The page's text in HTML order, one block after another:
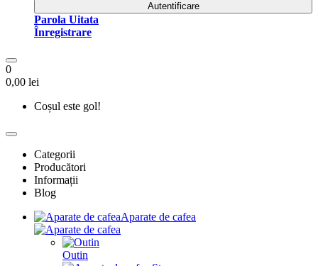
Autentificare
Parola Uitata
Înregistrare
0
0,00 lei
Coșul este gol!
Categorii
Producători
Informații
Blog
Aparate de cafea
Outin